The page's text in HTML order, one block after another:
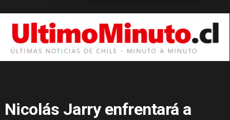
Nicolás Jarry enfrentará a